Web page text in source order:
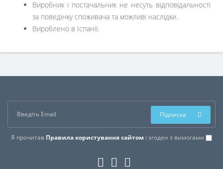
Виробник і постачальник не несуть відповідальності
за поведінку споживача та можливі наслідки.
Вироблено в Іспанії.
Я прочитав Правила користування сайтом і згоден з вимогами
Підписка